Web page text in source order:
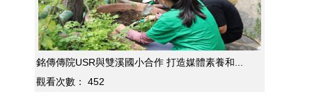
銘傳傳院USR與雙溪國小合作 打造媒體素養和...
觀看次數：
452